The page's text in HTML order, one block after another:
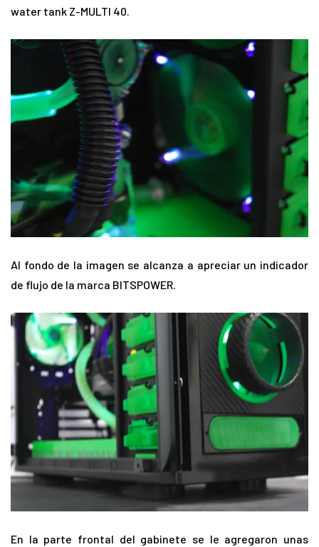
water tank Z-MULTI 40.
Al fondo de la imagen se alcanza a apreciar un indicador
de flujo de la marca BITSPOWER.
En la parte frontal del gabinete se le agregaron unas